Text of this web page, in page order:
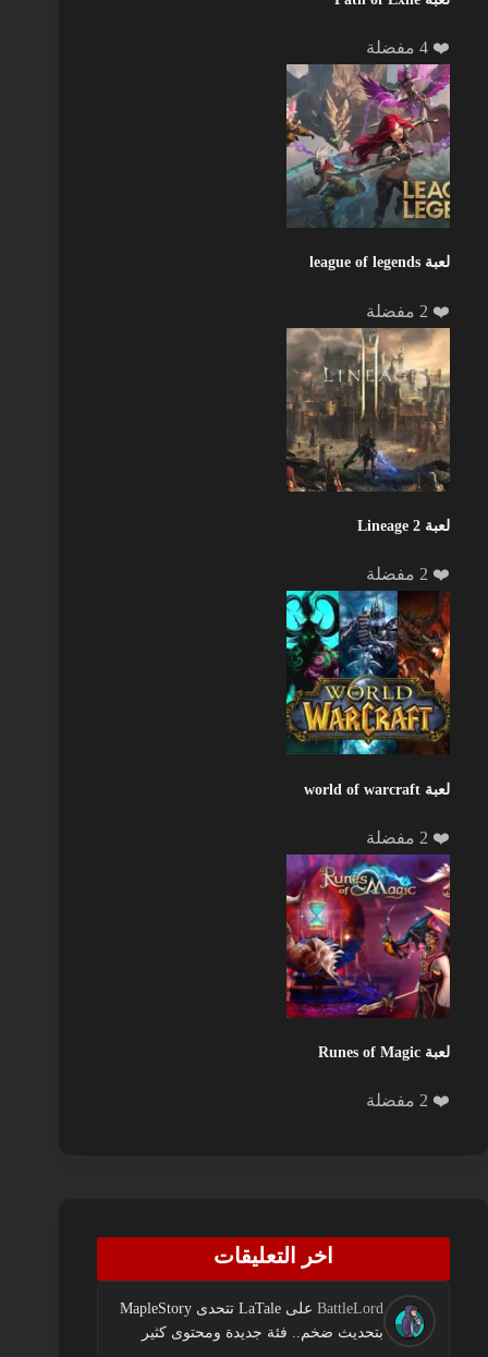
❤️ 4 مفضلة
لعبة league of legends
❤️ 2 مفضلة
لعبة Lineage 2
❤️ 2 مفضلة
لعبة world of warcraft
❤️ 2 مفضلة
لعبة Runes of Magic
❤️ 2 مفضلة
اخر التعليقات
BattleLord على
LaTale تتحدى MapleStory
بتحديث ضخم.. فئة جديدة ومحتوى كثير